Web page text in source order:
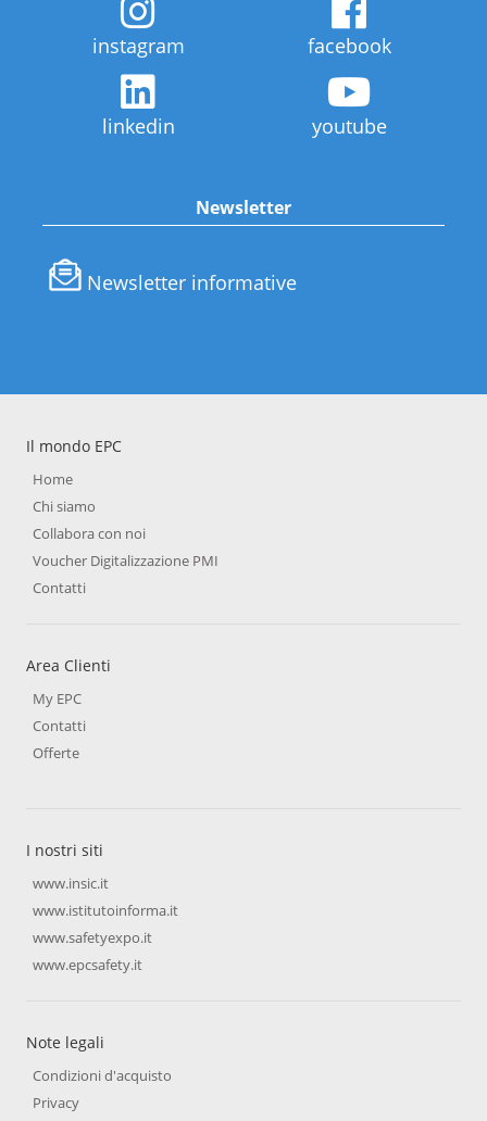
instagram facebook
linkedin youtube
Newsletter
Newsletter informative
Il mondo EPC
Home
Chi siamo
Collabora con noi
Voucher Digitalizzazione PMI
Contatti
Area Clienti
My EPC
Contatti
Offerte
I nostri siti
www.insic.it
www.istitutoinforma.it
www.safetyexpo.it
www.epcsafety.it
Note legali
Condizioni d'acquisto
Privacy